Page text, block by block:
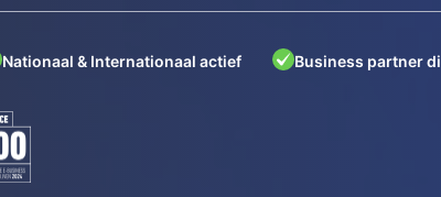
Nationaal & Internationaal actief Business partner